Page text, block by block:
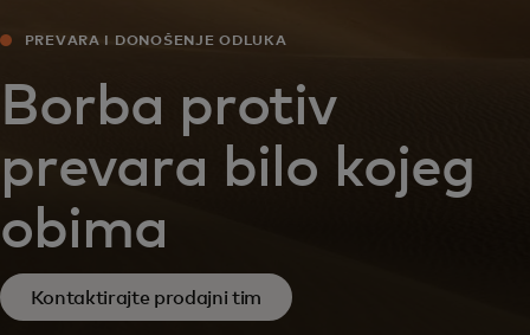
PREVARA I DONOŠENJE ODLUKA
Borba protiv
prevara bilo kojeg
obima
Kontaktirajte prodajni tim